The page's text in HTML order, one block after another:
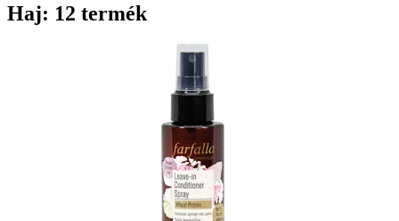
Haj: 12 termék